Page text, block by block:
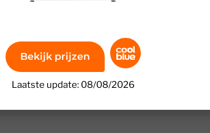
Bekijk prijzen
Laatste update: 08/08/2026